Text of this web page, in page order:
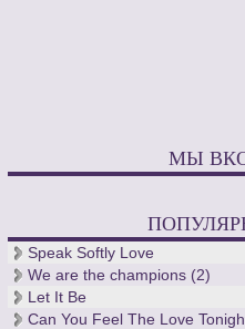
МЫ
Speak Softly Love
We are the champions (2)
Let It Be
Can You Feel The Love